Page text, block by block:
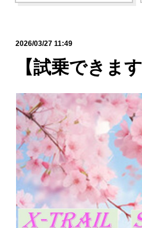
2026/03/27 11:49
【試乗できます